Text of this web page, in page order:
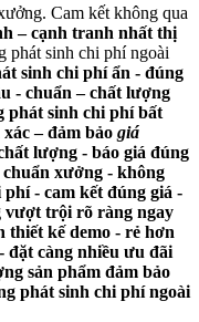
Cam kết không qua
– cạnh tranh nhất thị
phát sinh chi phí ngoài
sinh chi phí ẩn - đúng
- chuẩn – chất lượng
phát sinh chi phí bất
– đảm bảo giá
lượng - báo giá đúng
xưởng - không
- cam kết đúng giá -
vượt trội rõ ràng ngay
thiết kế demo - rẻ hơn
đặt càng nhiều ưu đãi
sản phẩm đảm bảo
phát sinh chi phí ngoài